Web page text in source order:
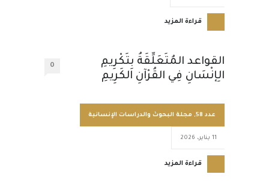
قراءة المزيد
القواعد المُتَعَلِّقَةُ بِتَكْرِيمِ
الِإنْسَانِ فِي القُرْآنِ الكَرِيمِ
0
عدد 58 , مجلة البحوث والدراسات الإنسانية
11 يناير، 2026
قراءة المزيد